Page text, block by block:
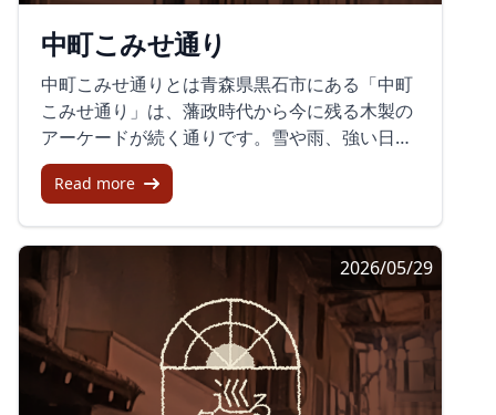
中町こみせ通り
中町こみせ通りとは青森県黒石市にある「中町
こみせ通り」は、藩政時代から今に残る木製の
アーケードが続く通りです。雪や雨、強い日差
しから歩行者を守るためにつくられた「こみ
せ」は、雪国ならではの知恵が生んだ公共空間
要伝統的建造物群保存地区としても大切に守ら
れています。木造のひさしが連なる景観は、素
朴でありながら落ち着きがあり、歩くだけで昔
の面影に触れられるのが魅力です。町並みの見
どころ中町の通りには、国指定重要文化財の高
橋家住宅をはじめ、造り酒屋や蔵が立ち並びま
す。保存状態が良い家並みが続き、昔ながらの
Read more
2026/05/29